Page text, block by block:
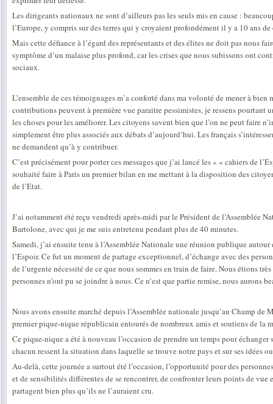
Les dirigeants nationaux ne sont d’ailleurs pas les seuls mis en cause :
l’Europe, y compris sur des terres qui y croyaient profondément il y a 10 ans de
Mais cette défiance à l’égard des représentants et des élites ne doit pas nous
symptôme d’un malaise plus profond, car les crises que nous subissons ont
sociaux.
L’ensemble de ces témoignages m’a conforté dans ma volonté de mener à bien
contributions peuvent à première vue paraitre pessimistes, je ressens pourtant
les choses pour les améliorer. Les citoyens savent bien que l’on ne peut faire
simplement être plus associés aux débats d’aujourd’hui. Les français
ne demandent qu’à y contribuer.
C’est précisément pour porter ces messages que j’ai lancé les « « cahiers de
souhaité faire à Paris un premier bilan en me mettant à la disposition des
de l’Etat.
J’ai notamment été reçu vendredi après-midi par le Président de l’Assemblée
Bartolone, avec qui je me suis entretenu pendant plus de 40 minutes.
Samedi, j’ai ensuite tenu à l’Assemblée Nationale une réunion publique autour
l’Espoir. Ce fut un moment de partage exceptionnel, d’échange avec des
de l’urgente nécessité de ce que nous sommes en train de faire. Nous étions
personnes n’ont pu se joindre à nous. Ce n’est que partie remise, nous aurons
Nous avons ensuite marché depuis l’Assemblée nationale jusqu’au Champ de
premier pique-nique républicain entourés de nombreux amis et soutiens de la
Ce pique-nique a été à nouveau l’occasion de prendre un temps pour
chacun ressent la situation dans laquelle se trouve notre pays et sur ses idées
Au-delà, cette journée a surtout été l’occasion, l’opportunité pour des
et de sensibilités différentes de se rencontrer, de confronter leurs points de vue
partagent bien plus qu’ils ne l’auraient cru.